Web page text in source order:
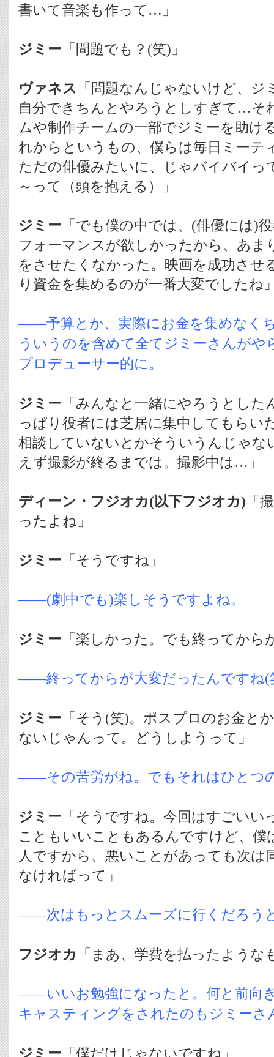
書いて音楽も作って…」
ジミー 「問題でも？(笑)」
ヴァネス
「問題なんじゃないけど、
自分できちんとやろうとしすぎて…そ
ムや制作チームの一部でジミーを助け
れからというもの、僕らは毎日ミーテ
ただの俳優みたいに、じゃバイバイっ
～って（頭を抱える）」
ジミー 「でも僕の中では、(俳優には)
フォーマンスが欲しかったから、あま
をさせたくなかった。映画を成功させ
り資金を集めるのが一番大変でしたね
――予算とか、実際にお金を集めなく
ういうのを含めて全てジミーさんが
プロデューサー的に。
ジミー 「みんなと一緒にやろうとした
っぱり役者には芝居に集中してもらい
相談していないとかそういうんじゃな
えず撮影が終るまでは。撮影中は…」
ディーン・フジオカ(以下フジオカ) 「
ったよね」
ジミー 「そうですね」
――(劇中でも)楽しそうですよね。
ジミー 「楽しかった。でも終ってか
――終ってからが大変だったんですね(
ジミー 「そう(笑)。ポスプロのお金と
ないじゃんって。どうしようって」
――その苦労がね。でもそれはひとつ
ジミー 「そうですね。今回はすごいい
こともいいこともあるんですけど、僕
人ですから、悪いことがあっても次は
なければって」
――次はもっとスムーズに行くだろう
フジオカ 「まあ、学費を払ったような
――いいお勉強になったと。何と前向
キャスティングをされたのもジミーさ
ジミー 「僕だけじゃないですね」